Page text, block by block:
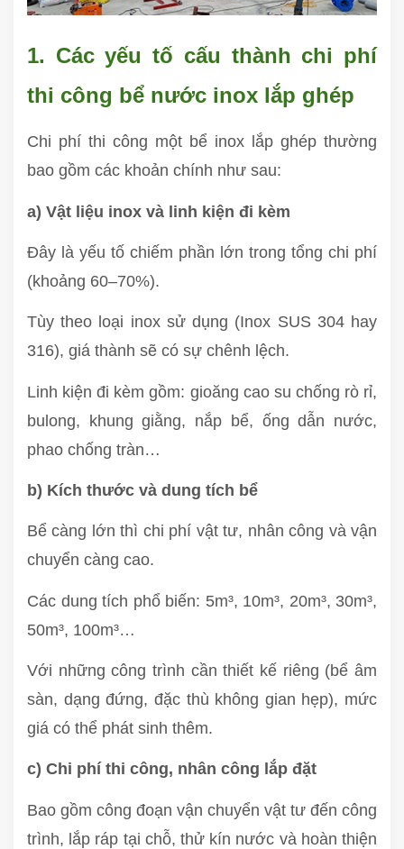
1. Các yếu tố cấu thành chi phí
thi công bể nước inox lắp ghép
Chi phí thi công một bể inox lắp ghép thường
bao gồm các khoản chính như sau:
a) Vật liệu inox và linh kiện đi kèm
Đây là yếu tố chiếm phần lớn trong tổng chi phí
(khoảng 60–70%).
Tùy theo loại inox sử dụng (Inox SUS 304 hay
316), giá thành sẽ có sự chênh lệch.
Linh kiện đi kèm gồm: gioăng cao su chống rò rỉ,
bulong, khung giằng, nắp bể, ống dẫn nước,
phao chống tràn…
b) Kích thước và dung tích bể
Bể càng lớn thì chi phí vật tư, nhân công và vận
chuyển càng cao.
Các dung tích phổ biến: 5m³, 10m³, 20m³, 30m³,
50m³, 100m³…
Với những công trình cần thiết kế riêng (bể âm
sàn, dạng đứng, đặc thù không gian hẹp), mức
giá có thể phát sinh thêm.
c) Chi phí thi công, nhân công lắp đặt
Bao gồm công đoạn vận chuyển vật tư đến công
trình, lắp ráp tại chỗ, thử kín nước và hoàn thiện